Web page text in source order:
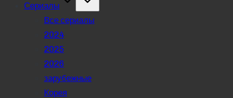
Сериалы
Все сериалы
2024
2025
2026
зарубежные
Корея